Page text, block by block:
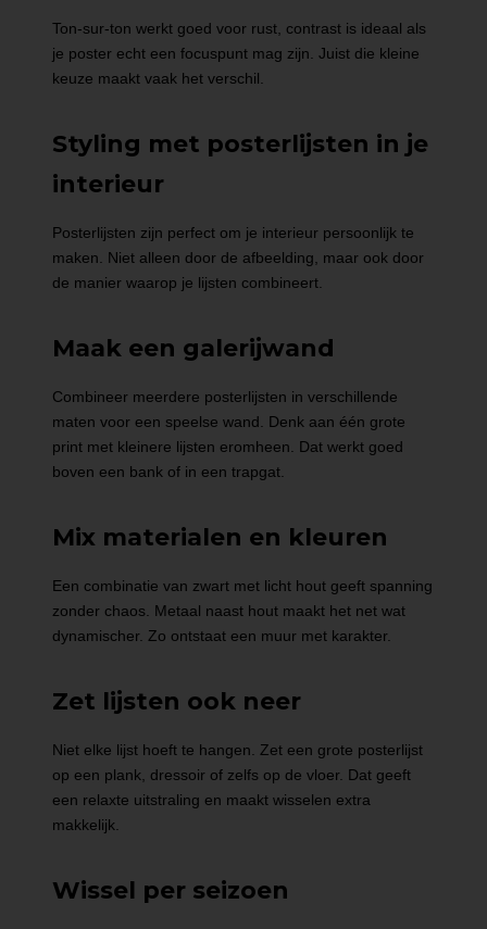
Ton-sur-ton werkt goed voor rust, contrast is ideaal als
je poster echt een focuspunt mag zijn. Juist die kleine
keuze maakt vaak het verschil.
Styling met posterlijsten in je
interieur
Posterlijsten zijn perfect om je interieur persoonlijk te
maken. Niet alleen door de afbeelding, maar ook door
de manier waarop je lijsten combineert.
Maak een galerijwand
Combineer meerdere posterlijsten in verschillende
maten voor een speelse wand. Denk aan één grote
print met kleinere lijsten eromheen. Dat werkt goed
boven een bank of in een trapgat.
Mix materialen en kleuren
Een combinatie van zwart met licht hout geeft spanning
zonder chaos. Metaal naast hout maakt het net wat
dynamischer. Zo ontstaat een muur met karakter.
Zet lijsten ook neer
Niet elke lijst hoeft te hangen. Zet een grote posterlijst
op een plank, dressoir of zelfs op de vloer. Dat geeft
een relaxte uitstraling en maakt wisselen extra
makkelijk.
Wissel per seizoen